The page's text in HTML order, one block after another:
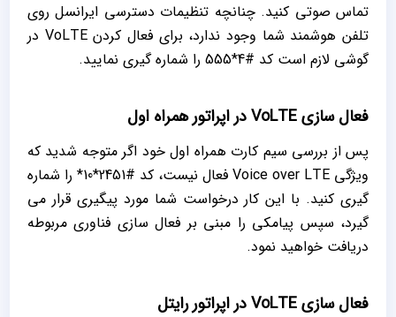
تماس صوتی کنید. چنانچه تنظیمات دسترسی ایرانسل روی
تلفن هوشمند شما وجود ندارد، برای فعال کردن VoLTE در
گوشی لازم است کد #4*555 را شماره گیری نمایید.
فعال‌‌ سازی VoLTE در اپراتور همراه اول
پس از بررسی سیم کارت همراه اول خود اگر متوجه شدید که
ویژگی Voice over LTE فعال نیست، کد #2451*10* را شماره
گیری کنید. با این کار درخواست شما مورد پیگیری قرار می
‌گیرد، سپس پیامکی را مبنی بر فعال سازی فناوری مربوطه
دریافت خواهید نمود‌.
فعال‌‌ سازی VoLTE در اپراتور رایتل